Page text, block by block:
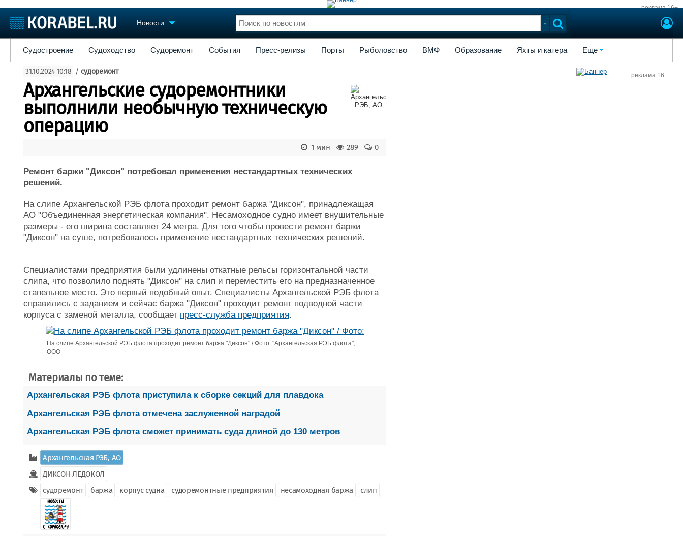
реклама 16+
Новости
Судостроение
Пульс
Новости
Компании
Репутация
Работа
Торговая площадка
Доска объявлений
Продажа флота
Изделия
Материалы
Конференции
Личности
Флот
Все службы
Судостроение Судоходство Судоремонт События Пресс-релизы Порты Рыболовство ВМФ Образование Яхты и катера Еще
31.10.2024 10:18 / судоремонт
Архангельские судоремонтники
выполнили необычную техническую
операцию
0
289
1 мин
Ремонт баржи "Диксон" потребовал применения нестандартных технических
решений.
На слипе Архангельской РЭБ флота проходит ремонт баржа "Диксон", принадлежащая
АО "Объединенная энергетическая компания". Несамоходное судно имеет внушительные
размеры - его ширина составляет 24 метра. Для того чтобы провести ремонт баржи
"Диксон" на суше, потребовалось применение нестандартных технических решений.
Специалистами предприятия были удлинены откатные рельсы горизонтальной части
слипа, что позволило поднять "Диксон" на слип и переместить его на предназначенное
стапельное место. Это первый подобный опыт. Специалисты Архангельской РЭБ флота
справились с заданием и сейчас баржа "Диксон" проходит ремонт подводной части
корпуса с заменой металла, сообщает пресс-служба предприятия.
На слипе Архангельской РЭБ флота проходит ремонт баржа "Диксон" / Фото: "Архангельская РЭБ флота",
ООО
Материалы по теме:
Архангельская РЭБ флота приступила к сборке секций для плавдока
Архангельская РЭБ флота отмечена заслуженной наградой
Архангельская РЭБ флота сможет принимать суда длиной до 130 метров
Архангельская РЭБ, АО
ДИКСОН ЛЕДОКОЛ
судоремонт
баржа корпус судна судоремонтные предприятия несамоходная баржа слип
реклама 16+